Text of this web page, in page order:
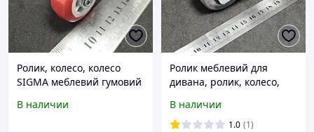
Ролик, колесо, колесо
SIGMA меблевий гумовий
поворотний з
В наличии
Ролик меблевий для
дивана, ролик, колесо,
ролик, меблевий з бічним
кріпленням, Н-50 мм
В наличии
1.0 (1)